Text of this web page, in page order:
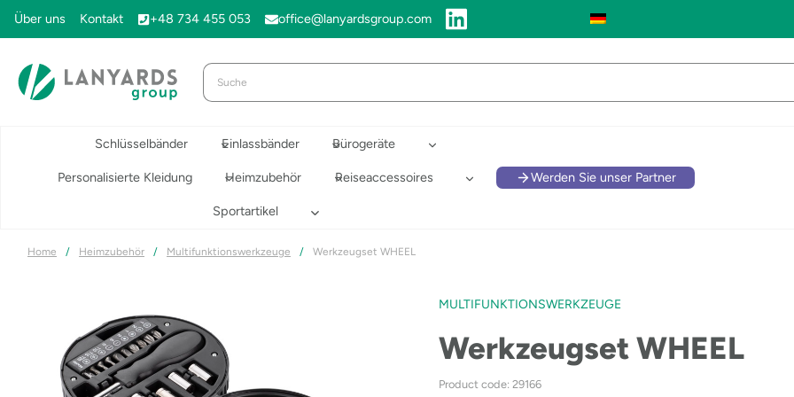
Zum
Inhalt
Über uns Kontakt +48 734 455 053 office@lanyardsgroup.com
Schlüsselbänder Einlassbänder Bürogeräte
Personalisierte Kleidung Heimzubehör Reiseaccessoires
Sportartikel
Werden Sie unser Partner
Home / Heimzubehör / Multifunktionswerkzeuge / Werkzeugset WHEEL
MULTIFUNKTIONSWERKZEUGE
Werkzeugset WHEEL
Product code: 29166